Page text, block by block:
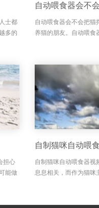
士都
多的
自动喂食器会不
自动喂食器会不会把猫
养猫的朋友。自动喂食
致猫咪暴食甚至撑死...
担心
能做
自制猫咪自动喂
自制猫咪自动喂食器视
息息相关，而作为猫咪
器显得尤为重要...